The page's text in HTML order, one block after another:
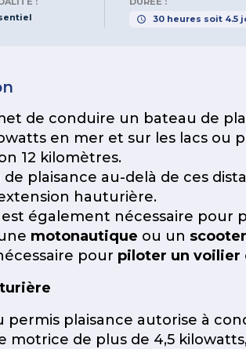
30 heures soit 4.5
de conduire un bateau de
en mer et sur les lacs ou
12 kilomètres.
plaisance au-delà de ces
hauturière.
est également nécessaire pour
motonautique ou un
pour piloter un voilier
plaisance autorise à
motrice de plus de 4,5